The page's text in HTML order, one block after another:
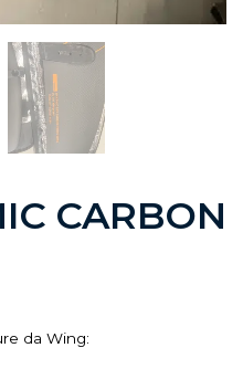
CARBON
da Wing: